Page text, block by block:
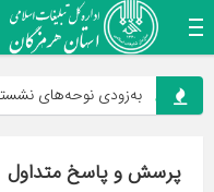
به‌زودی نوحه‌های نشسته
پرسش و پاسخ متداول